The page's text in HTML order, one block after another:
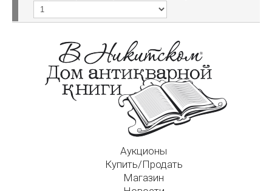
Аукционы
Купить/Продать
Магазин